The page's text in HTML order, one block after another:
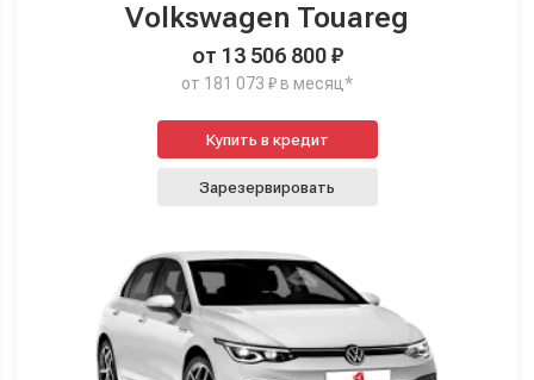
Volkswagen Touareg
от 13 506 800 ₽
от 181 073 ₽ в месяц*
Купить в кредит
Зарезервировать